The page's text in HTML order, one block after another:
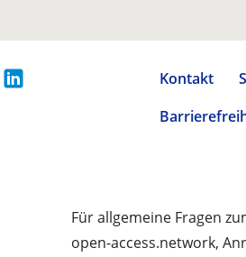
Kontakt
Für allgemeine Fragen
open-access.network,